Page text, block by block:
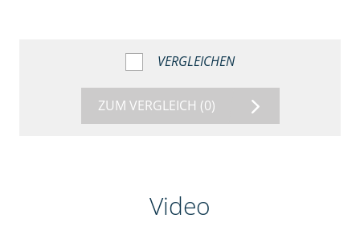
VERGLEICHEN
ZUM VERGLEICH (0)
Video